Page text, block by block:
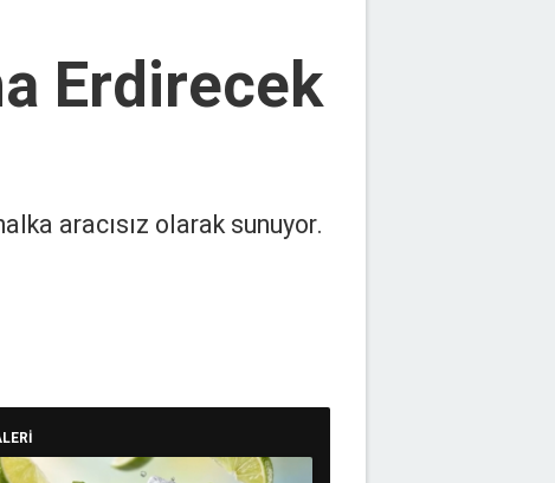
Erdirecek
aracısız olarak sunuyor.